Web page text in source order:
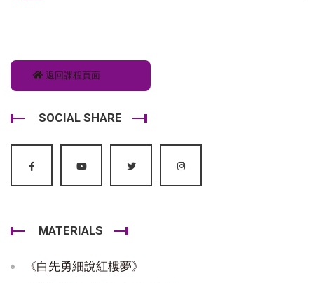
返回課程頁面
SOCIAL SHARE
MATERIALS
《白先勇細說紅樓夢》